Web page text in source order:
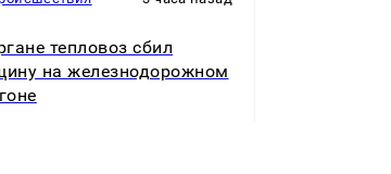
тепловоз сбил
на железнодорожном